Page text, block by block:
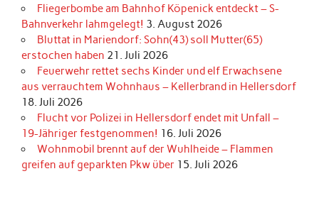
Fliegerbombe am Bahnhof Köpenick entdeckt – S-
Bahnverkehr lahmgelegt! 3. August 2026
Bluttat in Mariendorf: Sohn(43) soll Mutter(65)
erstochen haben 21. Juli 2026
Feuerwehr rettet sechs Kinder und elf Erwachsene
aus verrauchtem Wohnhaus – Kellerbrand in Hellersdorf
18. Juli 2026
Flucht vor Polizei in Hellersdorf endet mit Unfall –
19-Jähriger festgenommen! 16. Juli 2026
Wohnmobil brennt auf der Wuhlheide – Flammen
greifen auf geparkten Pkw über 15. Juli 2026